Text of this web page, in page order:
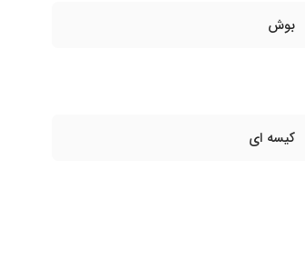
بوش
کیسه ای